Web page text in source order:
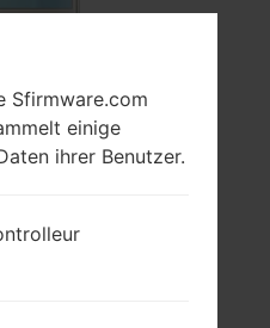
Sfirmware.com
einige
ihrer Benutzer.